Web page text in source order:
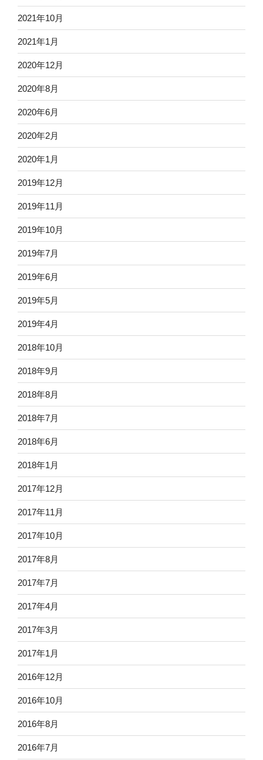
2021年10月
2021年1月
2020年12月
2020年8月
2020年6月
2020年2月
2020年1月
2019年12月
2019年11月
2019年10月
2019年7月
2019年6月
2019年5月
2019年4月
2018年10月
2018年9月
2018年8月
2018年7月
2018年6月
2018年1月
2017年12月
2017年11月
2017年10月
2017年8月
2017年7月
2017年4月
2017年3月
2017年1月
2016年12月
2016年10月
2016年8月
2016年7月